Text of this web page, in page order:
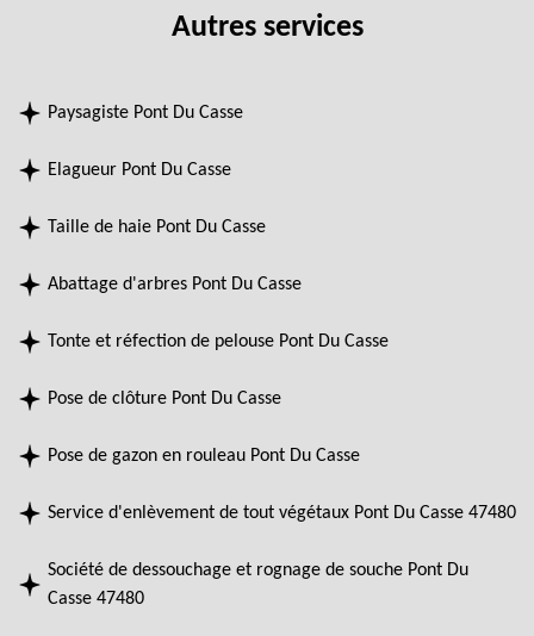
Autres services
Paysagiste Pont Du Casse
Elagueur Pont Du Casse
Taille de haie Pont Du Casse
Abattage d'arbres Pont Du Casse
Tonte et réfection de pelouse Pont Du Casse
Pose de clôture Pont Du Casse
Pose de gazon en rouleau Pont Du Casse
Service d'enlèvement de tout végétaux Pont Du Casse 47480
Société de dessouchage et rognage de souche Pont Du
Casse 47480